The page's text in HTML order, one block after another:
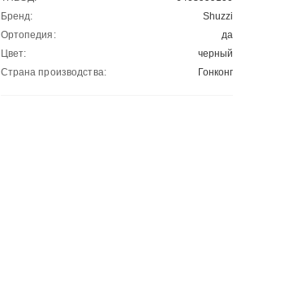
-50% -50%
Бренд:
Shuzzi
Ортопедия:
да
Цвет:
черный
Страна производства:
Гонконг